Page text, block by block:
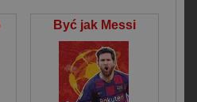
Być jak Messi